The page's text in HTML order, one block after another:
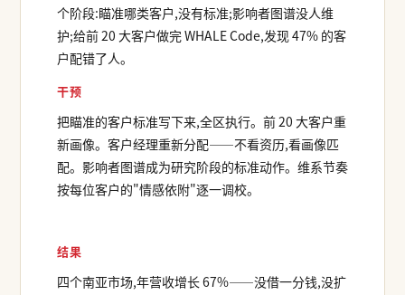
个阶段:瞄准哪类客户,没有标准;影响者图谱没人维
护;给前 20 大客户做完 WHALE Code,发现 47% 的客
户配错了人。
干预
把瞄准的客户标准写下来,全区执行。前 20 大客户重
新画像。客户经理重新分配——不看资历,看画像匹
配。影响者图谱成为研究阶段的标准动作。维系节奏
按每位客户的"情感依附"逐一调校。
结果
四个南亚市场,年营收增长 67%——没借一分钱,没扩